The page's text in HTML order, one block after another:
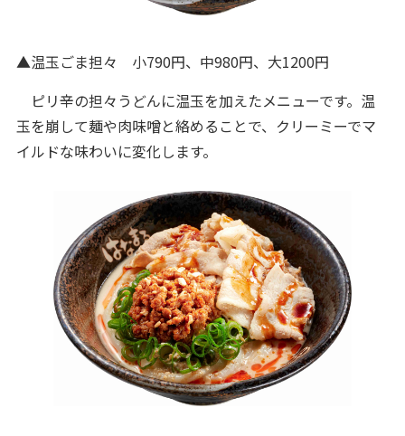
▲温玉ごま担々 小790円、中980円、大1200円
ピリ辛の担々うどんに温玉を加えたメニューです。温
玉を崩して麺や肉味噌と絡めることで、クリーミーでマ
イルドな味わいに変化します。